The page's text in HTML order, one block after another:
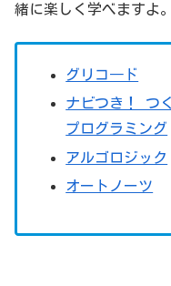
緒に楽しく学べますよ。
グリコ―ド
ナビつき！ つ
プログラミング
アルゴロジック
オートノーツ